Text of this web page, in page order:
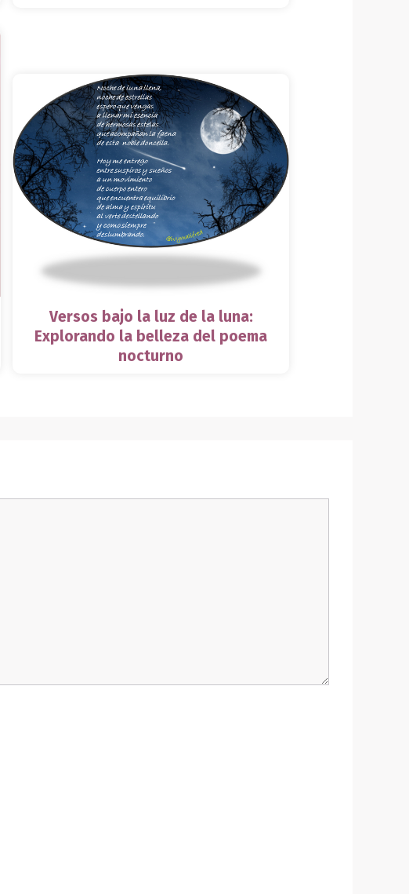
Versos bajo la luz de la luna:
Explorando la belleza del poema
nocturno